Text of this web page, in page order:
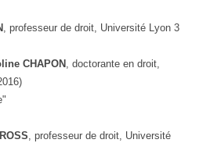
, professeur de droit, Université Lyon 3
CHAPON, doctorante en droit,
, professeur de droit, Université